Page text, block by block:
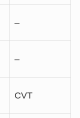
–
–
CVT